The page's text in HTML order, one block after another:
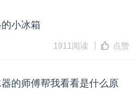
小冰箱
1911阅读 点赞
的师傅帮我看看是什么原